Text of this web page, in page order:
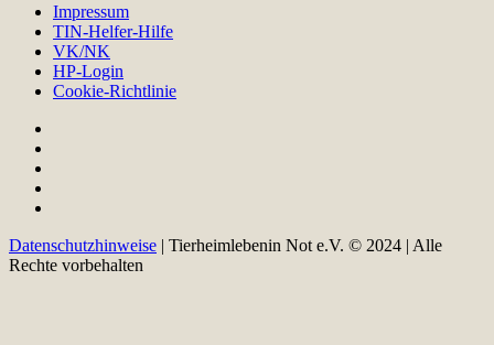
Impressum
TIN-Helfer-Hilfe
VK/NK
HP-Login
Cookie-Richtlinie
Datenschutzhinweise | Tierheimlebenin Not e.V. © 2024 | Alle
Rechte vorbehalten